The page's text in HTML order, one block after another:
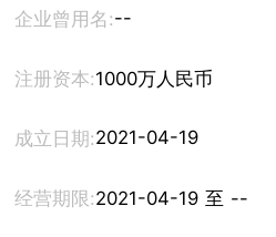
企业曾用名:--
注册资本:1000万人民币
成立日期:2021-04-19
经营期限: 2021-04-19 至 --